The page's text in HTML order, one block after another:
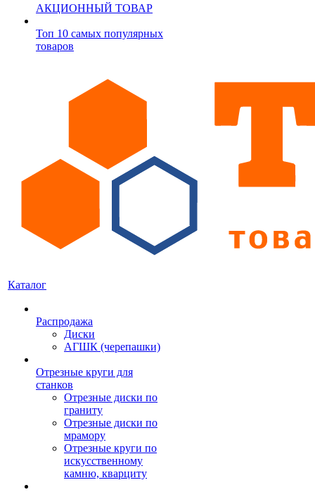
АКЦИОННЫЙ ТОВАР
Топ 10 самых популярных
товаров
Каталог
Распродажа
Диски
АГШК (черепашки)
Отрезные круги для
станков
Отрезные диски по
граниту
Отрезные диски по
мрамору
Отрезные круги по
искусственному
камню, кварциту